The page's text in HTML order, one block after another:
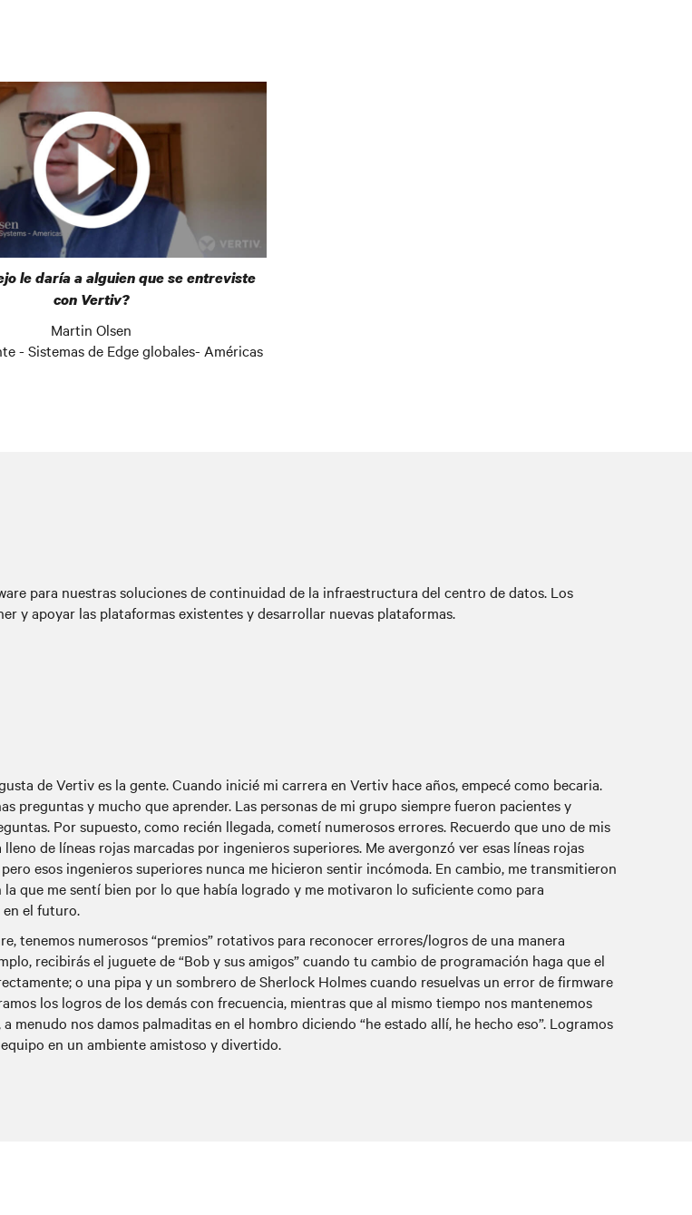
le daría a alguien que se entreviste
con Vertiv?
Martin Olsen
- Sistemas de Edge globales- Américas
para nuestras soluciones de continuidad de la infraestructura del centro de datos. Los
y apoyar las plataformas existentes y desarrollar nuevas plataformas.
de Vertiv es la gente. Cuando inicié mi carrera en Vertiv hace años, empecé como becaria.
preguntas y mucho que aprender. Las personas de mi grupo siempre fueron pacientes y
Por supuesto, como recién llegada, cometí numerosos errores. Recuerdo que uno de mis
de líneas rojas marcadas por ingenieros superiores. Me avergonzó ver esas líneas rojas
esos ingenieros superiores nunca me hicieron sentir incómoda. En cambio, me transmitieron
la que me sentí bien por lo que había logrado y me motivaron lo suficiente como para
el futuro.
tenemos numerosos “premios” rotativos para reconocer errores/logros de una manera
recibirás el juguete de “Bob y sus amigos” cuando tu cambio de programación haga que el
o una pipa y un sombrero de Sherlock Holmes cuando resuelvas un error de firmware
los logros de los demás con frecuencia, mientras que al mismo tiempo nos mantenemos
menudo nos damos palmaditas en el hombro diciendo “he estado allí, he hecho eso”. Logramos
en un ambiente amistoso y divertido.